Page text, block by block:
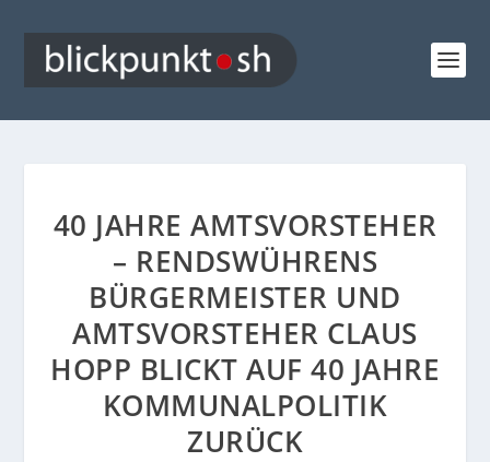
40 JAHRE AMTSVORSTEHER
– RENDSWÜHRENS
BÜRGERMEISTER UND
AMTSVORSTEHER CLAUS
HOPP BLICKT AUF 40 JAHRE
KOMMUNALPOLITIK
ZURÜCK